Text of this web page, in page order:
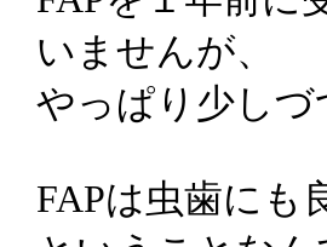
いませんが、
やっぱり少し
FAPは虫歯にも